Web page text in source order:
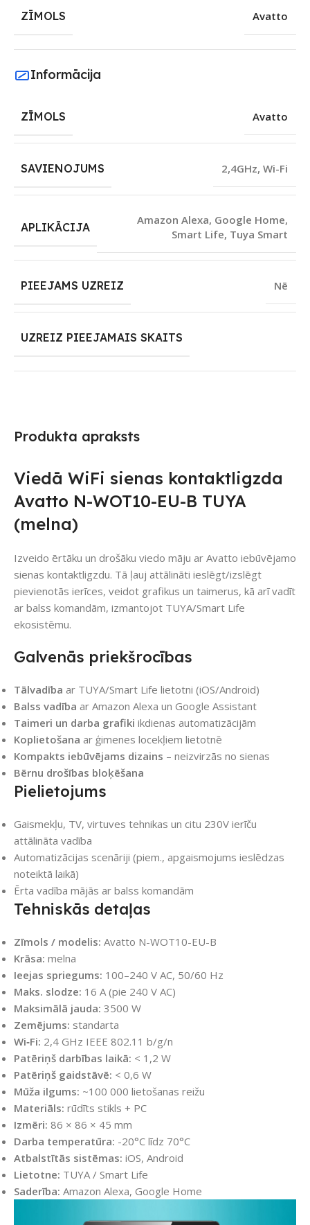
Produkta apraksts
Viedā WiFi sienas kontaktligzda
Avatto N-WOT10-EU-B TUYA
(melna)
Izveido ērtāku un drošāku viedo māju ar Avatto iebūvējamo
sienas kontaktligzdu. Tā ļauj attālināti ieslēgt/izslēgt
pievienotās ierīces, veidot grafikus un taimerus, kā arī vadīt
ar balss komandām, izmantojot TUYA/Smart Life
ekosistēmu.
Galvenās priekšrocības
Tālvadība ar TUYA/Smart Life lietotni (iOS/Android)
Balss vadība ar Amazon Alexa un Google Assistant
Taimeri un darba grafiki ikdienas automatizācijām
Koplietošana ar ģimenes locekļiem lietotnē
Kompakts iebūvējams dizains – neizvirzās no sienas
Bērnu drošības bloķēšana
Pielietojums
Gaismekļu, TV, virtuves tehnikas un citu 230V ierīču
attālināta vadība
Automatizācijas scenāriji (piem., apgaismojums ieslēdzas
noteiktā laikā)
Ērta vadība mājās ar balss komandām
Tehniskās detaļas
Zīmols / modelis: Avatto N-WOT10-EU-B
Krāsa: melna
Ieejas spriegums: 100–240 V AC, 50/60 Hz
Maks. slodze: 16 A (pie 240 V AC)
Maksimālā jauda: 3500 W
Zemējums: standarta
Wi‑Fi: 2,4 GHz IEEE 802.11 b/g/n
Patēriņš darbības laikā: < 1,2 W
Patēriņš gaidstāvē: < 0,6 W
Mūža ilgums: ~100 000 lietošanas reižu
Materiāls: rūdīts stikls + PC
Izmēri: 86 × 86 × 45 mm
Darba temperatūra: -20°C līdz 70°C
Atbalstītās sistēmas: iOS, Android
Lietotne: TUYA / Smart Life
Saderība: Amazon Alexa, Google Home
ZĪMOLS Avatto
Informācija
ZĪMOLS Avatto
SAVIENOJUMS 2,4GHz, Wi-Fi
APLIKĀCIJA
Amazon Alexa, Google Home,
Smart Life, Tuya Smart
PIEEJAMS UZREIZ Nē
UZREIZ PIEEJAMAIS SKAITS